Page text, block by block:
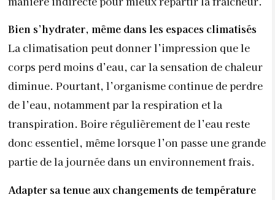
Bien s’hydrater, même dans les espaces climatisés
La climatisation peut donner l’impression que le
corps perd moins d’eau, car la sensation de chaleur
diminue. Pourtant, l’organisme continue de perdre
de l’eau, notamment par la respiration et la
transpiration. Boire régulièrement de l’eau reste
donc essentiel, même lorsque l’on passe une grande
partie de la journée dans un environnement frais.
Adapter sa tenue aux changements de température